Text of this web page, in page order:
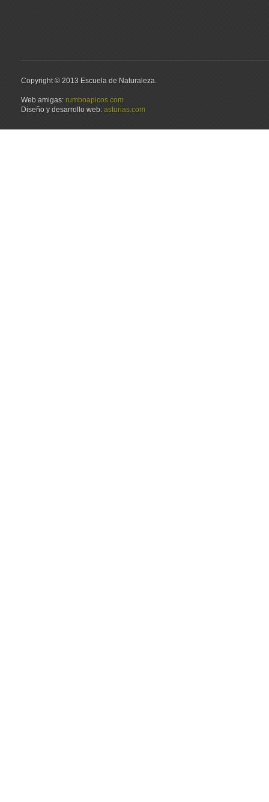
Copyright © 2013 Escuela de Naturaleza.
Web amigas: rumboapicos.com
Diseño y desarrollo web: asturias.com